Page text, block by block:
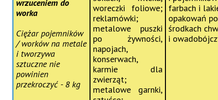
wrzuceniem do
worka
Ciężar pojemników
/ worków na metale
i tworzywa
sztuczne nie
powinien
przekroczyć - 8 kg
woreczki foliowe;
reklamówki;
metalowe puszki
po żywności,
napojach,
konserwach,
karmie dla
zwierząt;
metalowe garnki,
farbach i
opakowań po
środkach
i